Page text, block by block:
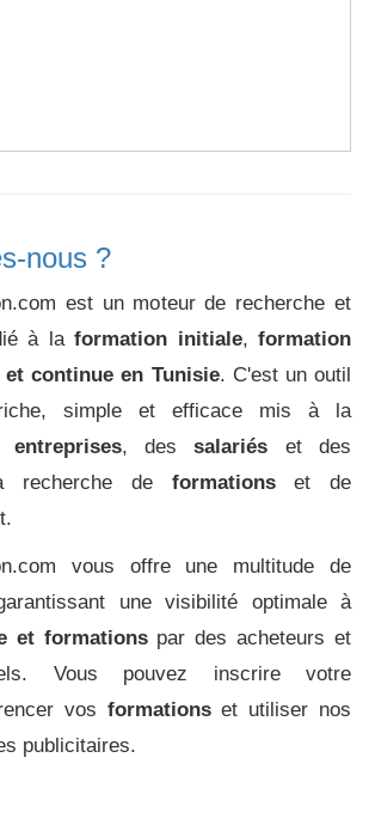
nous ?
est un moteur de recherche et
à laformation initiale,formation
continue en Tunisie. C'est un outil
simple et efficace mis à la
entreprises, dessalariés et des
de formationset de
vous offre une multitude de
une visibilité optimale à
et formationspar des acheteurs et
Vous pouvez inscrire votre
vos formationset utiliser nos
publicitaires.